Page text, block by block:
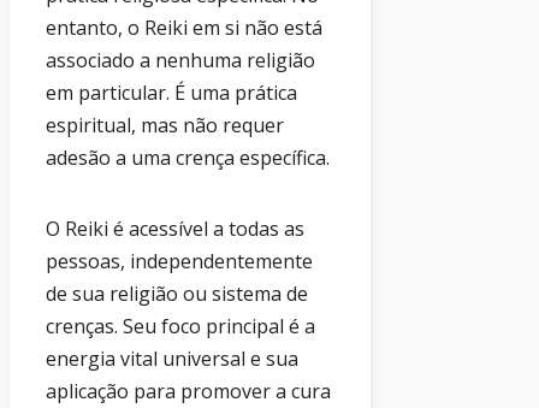
entanto, o Reiki em si não está
associado a nenhuma religião
em particular. É uma prática
espiritual, mas não requer
adesão a uma crença específica.
O Reiki é acessível a todas as
pessoas, independentemente
de sua religião ou sistema de
crenças. Seu foco principal é a
energia vital universal e sua
aplicação para promover a cura